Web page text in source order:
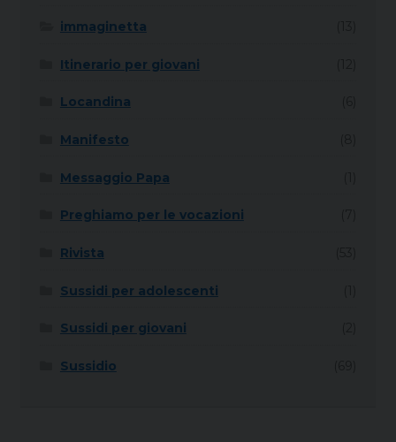
immaginetta
Itinerario per giovani
Locandina
Manifesto
Messaggio Papa
Preghiamo per le vocazioni
Rivista
Sussidi per adolescenti
Sussidi per giovani
Sussidio